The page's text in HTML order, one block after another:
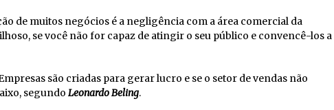
de muitos negócios é a negligência com a área comercial da
se você não for capaz de atingir o seu público e convencê-los a
são criadas para gerar lucro e se o setor de vendas não
segundo Leonardo Beling.